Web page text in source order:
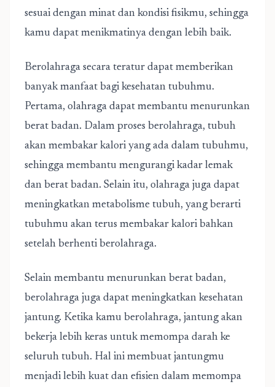
sesuai dengan minat dan kondisi fisikmu, sehingga
kamu dapat menikmatinya dengan lebih baik.
Berolahraga secara teratur dapat memberikan
banyak manfaat bagi kesehatan tubuhmu.
Pertama, olahraga dapat membantu menurunkan
berat badan. Dalam proses berolahraga, tubuh
akan membakar kalori yang ada dalam tubuhmu,
sehingga membantu mengurangi kadar lemak
dan berat badan. Selain itu, olahraga juga dapat
meningkatkan metabolisme tubuh, yang berarti
tubuhmu akan terus membakar kalori bahkan
setelah berhenti berolahraga.
Selain membantu menurunkan berat badan,
berolahraga juga dapat meningkatkan kesehatan
jantung. Ketika kamu berolahraga, jantung akan
bekerja lebih keras untuk memompa darah ke
seluruh tubuh. Hal ini membuat jantungmu
menjadi lebih kuat dan efisien dalam memompa